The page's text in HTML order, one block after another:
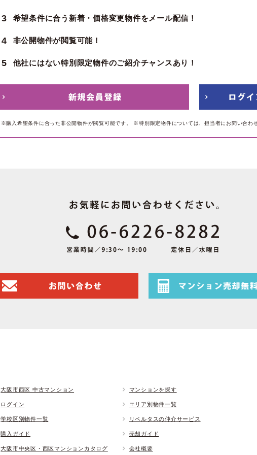
3 希望条件に合う新着・価格変更物件をメール配信！
4 非公開物件が閲覧可能！
5 他社にはない特別限定物件のご紹介チャンスあり！
※購入希望条件に合った非公開物件が閲覧可能です。 ※特別限定物件については、担当者にお問い合わ
大阪市西区 中古マンション マンションを探す
ログイン エリア別物件一覧
学校区別物件一覧 リベルタスの仲介サービス
購入ガイド 売却ガイド
大阪市中央区・西区マンションカタログ 会社概要